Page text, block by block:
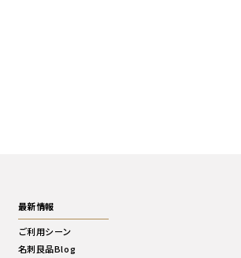
最新情報
ご利用シーン
名刺良品Blog